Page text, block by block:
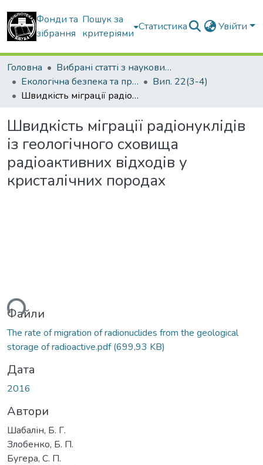
Фонди та
зібрання
Пошук за
критеріями
Статистика Увійти
Головна
Вибрані статті з наукових збірників КНУБА
Екологічна безпека та природокористування
Вип. 22(3-4)
Швидкість міграції радіонуклідів із геологічного сховища радіоактивних відходів у кристалічних породах
Швидкість міграції радіонуклідів
із геологічного сховища
радіоактивних відходів у
кристалічних породах
Файли
The rate of migration of radionuclides from the geological
storage of radioactive.pdf(699,93 KB)
Дата
2016
Автори
Шабалін, Б. Г.
Злобенко, Б. П.
Бугера, С. П.